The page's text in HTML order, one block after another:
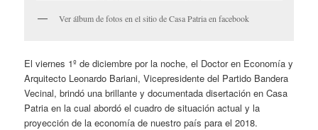
Ver álbum de fotos en el sitio de Casa Patria en facebook
El viernes 1º de diciembre por la noche, el Doctor en Economía y
Arquitecto Leonardo Bariani, Vicepresidente del Partido Bandera
Vecinal, brindó una brillante y documentada disertación en Casa
Patria en la cual abordó el cuadro de situación actual y la
proyección de la economía de nuestro país para el 2018.